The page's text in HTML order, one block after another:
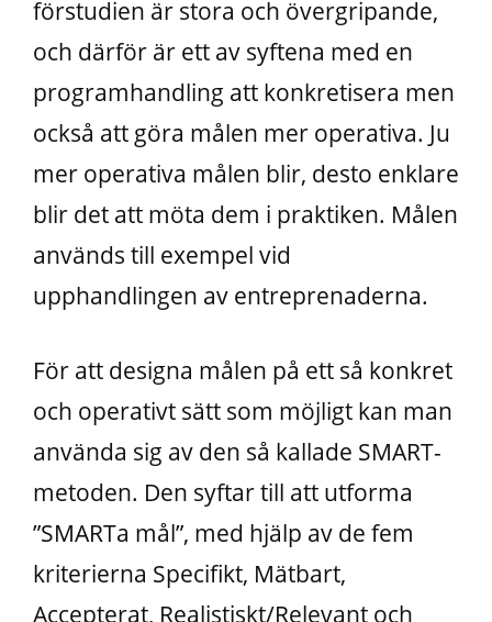
förstudien är stora och övergripande,
och därför är ett av syftena med en
programhandling att konkretisera men
också att göra målen mer operativa. Ju
mer operativa målen blir, desto enklare
blir det att möta dem i praktiken. Målen
används till exempel vid
upphandlingen av entreprenaderna.
För att designa målen på ett så konkret
och operativt sätt som möjligt kan man
använda sig av den så kallade SMART-
metoden. Den syftar till att utforma
”SMARTa mål”, med hjälp av de fem
kriterierna Specifikt, Mätbart,
Accepterat, Realistiskt/Relevant och